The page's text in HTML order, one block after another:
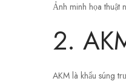
Ảnh minh họa thuật
2.
AKM là khẩu súng